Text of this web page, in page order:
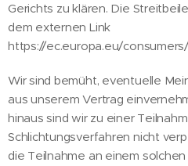
Gerichts zu klären. Die
dem externen Link
https://ec.europa.eu/
Wir sind bemüht, eventuelle
aus unserem Vertrag
hinaus sind wir zu einer
Schlichtungsverfahren nicht
die Teilnahme an einem